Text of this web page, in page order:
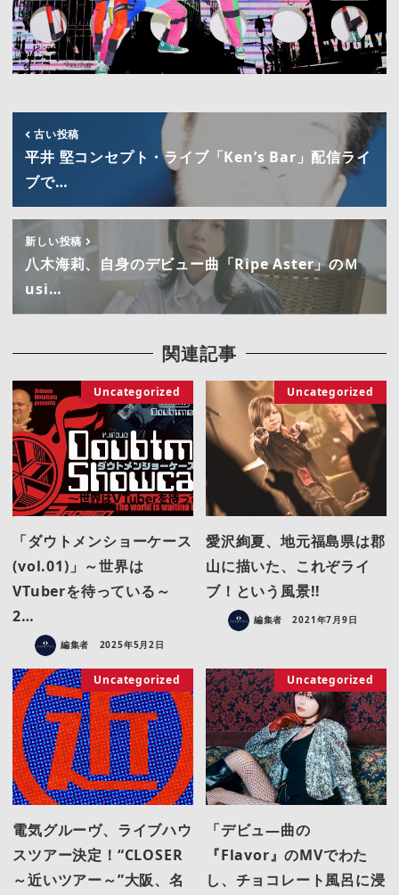
古い投稿
平井 堅コンセプト・ライブ「Ken’s Bar」配信ライ
ブで…
新しい投稿
八木海莉、自身のデビュー曲「Ripe Aster」のＭ
usi…
関連記事
Uncategorized
「ダウトメンショーケース
(vol.01)」～世界は
VTuberを待っている～
2…
編集者 2025年5月2日
Uncategorized
愛沢絢夏、地元福島県は郡
山に描いた、これぞライ
ブ！という風景!!
編集者 2021年7月9日
Uncategorized
電気グルーヴ、ライブハウ
スツアー決定！“CLOSER
～近いツアー～”大阪、名
Uncategorized
「デビュ―曲の
『Flavor』のMVでわた
し、チョコレート風呂に浸